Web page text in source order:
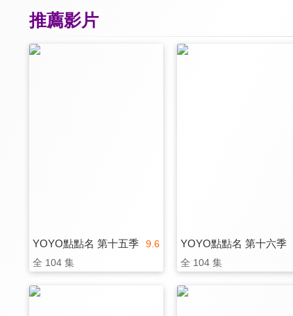
推薦影片
9.6
YOYO點點名 第十五季
全 104 集
YOYO點點名 第十六季
全 104 集